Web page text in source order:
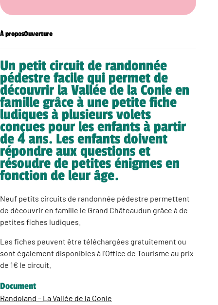
À proposOuverture
Un petit circuit de randonnée
pédestre facile qui permet de
découvrir la Vallée de la Conie en
famille grâce à une petite fiche
ludiques à plusieurs volets
conçues pour les enfants à partir
de 4 ans. Les enfants doivent
répondre aux questions et
résoudre de petites énigmes en
fonction de leur âge.
Neuf petits circuits de randonnée pédestre permettent
de découvrir en famille le Grand Châteaudun grâce à de
petites fiches ludiques.
Les fiches peuvent être téléchargées gratuitement ou
sont également disponibles à l’Office de Tourisme au prix
de 1€ le circuit.
Document
Randoland – La Vallée de la Conie